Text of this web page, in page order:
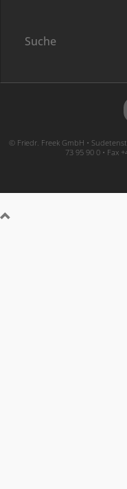
Suche
© Friedr. Freek GmbH •
73 95 90 0 • Fax